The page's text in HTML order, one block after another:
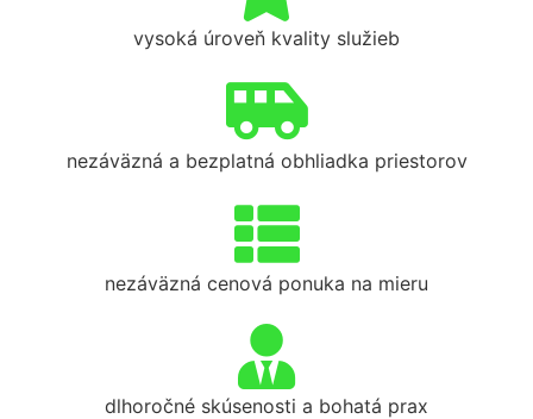
vysoká úroveň kvality služieb
nezáväzná a bezplatná obhliadka priestorov
nezáväzná cenová ponuka na mieru
dlhoročné skúsenosti a bohatá prax